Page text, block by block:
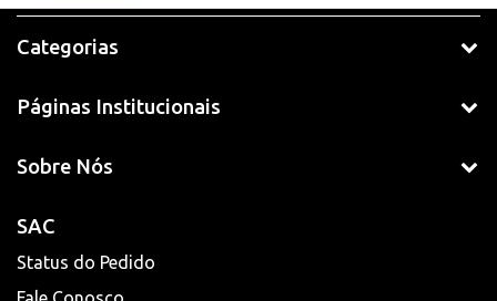
Categorias
Páginas Institucionais
Sobre Nós
SAC
Status do Pedido